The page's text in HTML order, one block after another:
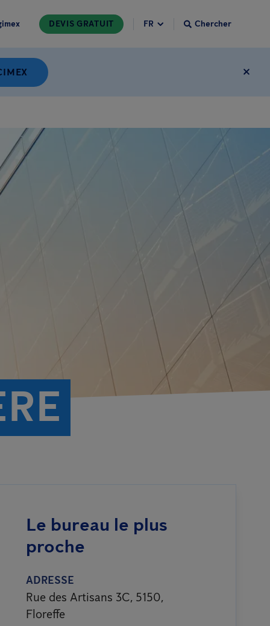
DEVIS GRATUIT Chercher
Le bureau le plus
proche
ADRESSE
Rue des Artisans 3C, 5150,
Floreffe